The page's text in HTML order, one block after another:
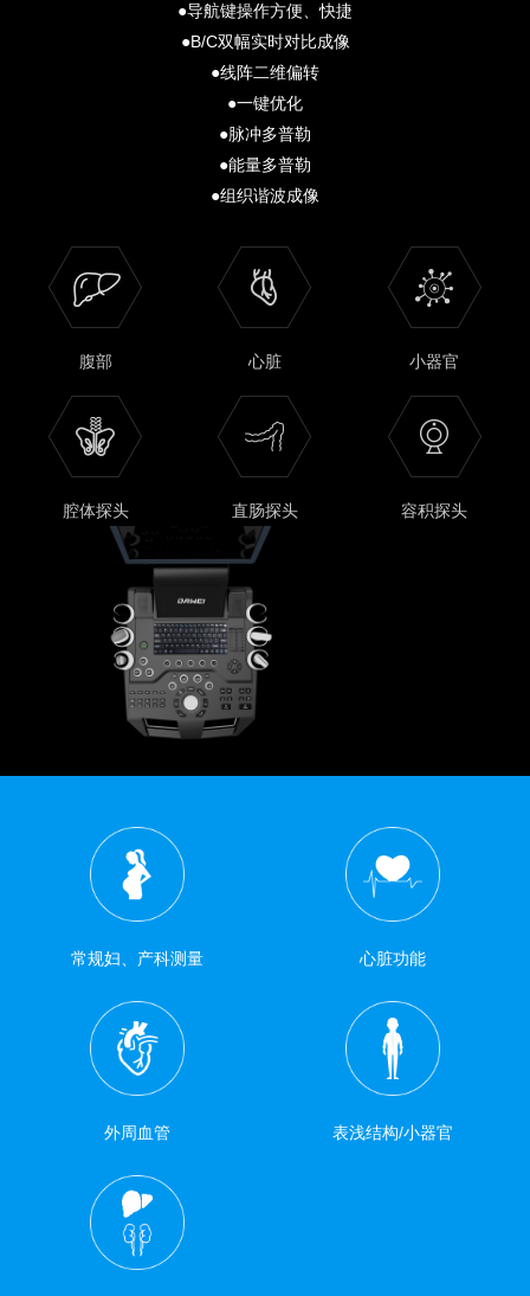
●导航键操作方便、快捷
●B/C双幅实时对比成像
●线阵二维偏转
●一键优化
●脉冲多普勒
●能量多普勒
●组织谐波成像
腹部 心脏 小器官
腔体探头 直肠探头 容积探头
常规妇、产科测量 心脏功能
外周血管 表浅结构/小器官